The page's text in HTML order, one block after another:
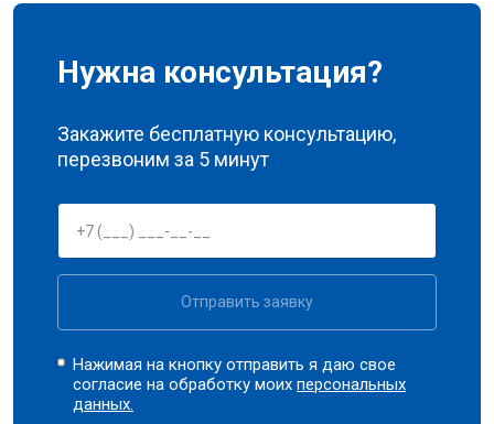
Нужна консультация?
Закажите бесплатную консультацию,
перезвоним за 5 минут
Отправить заявку
Нажимая на кнопку отправить я даю свое
согласие на обработку моихперсональных
данных.